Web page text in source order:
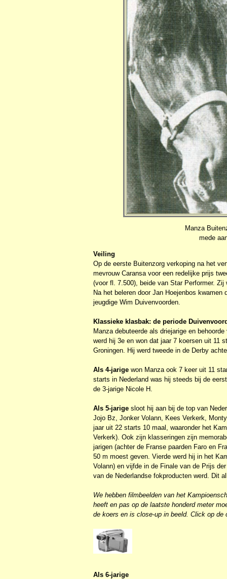
Manza
mede
Veiling
Op de eerste Buitenzorg verkoping na het
mevrouw Caransa voor een redelijke prijs
(voor fl. 7.500), beide van Star Performer.
Na het beleren door Jan Hoejenbos
jeugdige Wim Duivenvoorden.
Klassieke klasbak: de periode
Manza debuteerde als driejarige en
werd hij 3e en won dat jaar 7 koersen uit 11
Groningen. Hij werd tweede in de Derby
Als 4-jarige won Manza ook 7 keer uit 11
starts in Nederland was hij steeds bij de
de 3-jarige Nicole H.
Als 5-jarige sloot hij aan bij de top van
Jojo Bz, Jonker Volann, Kees Verkerk,
jaar uit 22 starts 10 maal, waaronder het
Verkerk). Ook zijn klasseringen zijn
jarigen (achter de Franse paarden Faro en
50 m moest geven. Vierde werd hij in het
Volann) en vijfde in de Finale van de Prijs
van de Nederlandse fokproducten werd. Dit
We hebben filmbeelden van het
heeft en pas op de laatste honderd meter
de koers en is close-up in beeld. Click op
Als 6-jarige